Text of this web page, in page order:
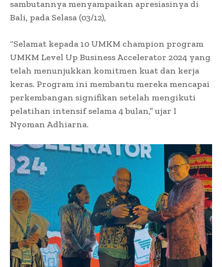
sambutannya menyampaikan apresiasinya di
Bali, pada Selasa (03/12),
“Selamat kepada 10 UMKM champion program
UMKM Level Up Business Accelerator 2024 yang
telah menunjukkan komitmen kuat dan kerja
keras. Program ini membantu mereka mencapai
perkembangan signifikan setelah mengikuti
pelatihan intensif selama 4 bulan,” ujar I
Nyoman Adhiarna.